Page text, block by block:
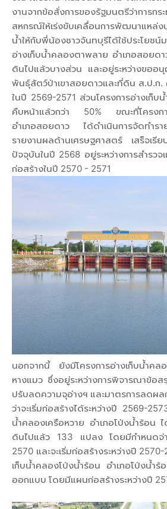
งานจากข้อสั่งการของรัฐมนตรีว่าการกร
สหกรณ์ให้เร่งขับเคลื่อนการพัฒนาแหล่ง
น้ำให้กับพี่น้องชาวจันทบุรีได้ใช้ประโย
อ่างเก็บน้ำคลองตาพลาย อำเภอสอยดา
ดินไปแล้วบางส่วน และอยู่ระหว่างขออ
พันธุ์สัตว์ป่าเขาสอยดาวและที่ดิน ส.ป.ก.
ในปี 2569-2571 ส่วนโครงการอ่างเก็บ
คืบหน้าแล้วกว่า 50% ขณะที่โครงกา
อำเภอสอยดาว ได้ดำเนินการจัดทำรา
รายงานผลด้านเศรษฐศาสตร์ เสร็จเ
ปัจจุบันในปี 2568 อยู่ระหว่างการสำรว
ก่อสร้างในปี 2570 - 2571
นอกจากนี้ ยังมีโครงการอ่างเก็บน้ำค
หางแมว ซึ่งอยู่ระหว่างการพิจารณาข้อส
ปรับลดความจุอ่างฯ และมาตรการลดผ
ว่าจะเริ่มก่อสร้างได้ระหว่างปี 2569-
น้ำคลองเครือหวาย อำเภอโป่งน้ำร้อน ไ
ดินไปแล้ว 133 แปลง โดยมีกำหนดจ่
2570 และจะเริ่มก่อสร้างระหว่างปี
เก็บน้ำคลองโป่งน้ำร้อน อำเภอโป่งน้ำร้
ออกแบบ โดยมีแผนก่อสร้างระหว่างปี